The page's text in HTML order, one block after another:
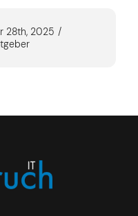
28th, 2025 /